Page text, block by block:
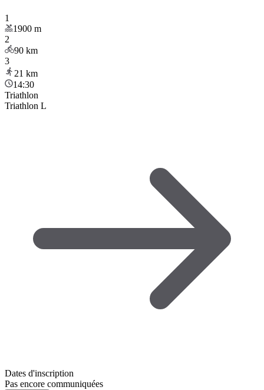
1
1900 m
2
90 km
3
21 km
14:30
Triathlon
Triathlon L
Dates d'inscription
Pas encore communiquées